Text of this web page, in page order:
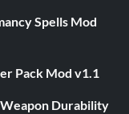
Spells Mod
Pack Mod v1.1
Durability